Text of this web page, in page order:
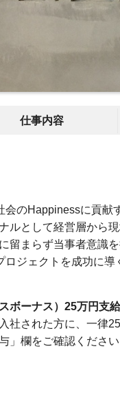
仕事内容
会のHappinessに貢献
ルとして経営層から
留まらず当事者意識
ジェクトを成功に導
ボーナス）25万円支給
社された方に、一律
」欄をご確認ください